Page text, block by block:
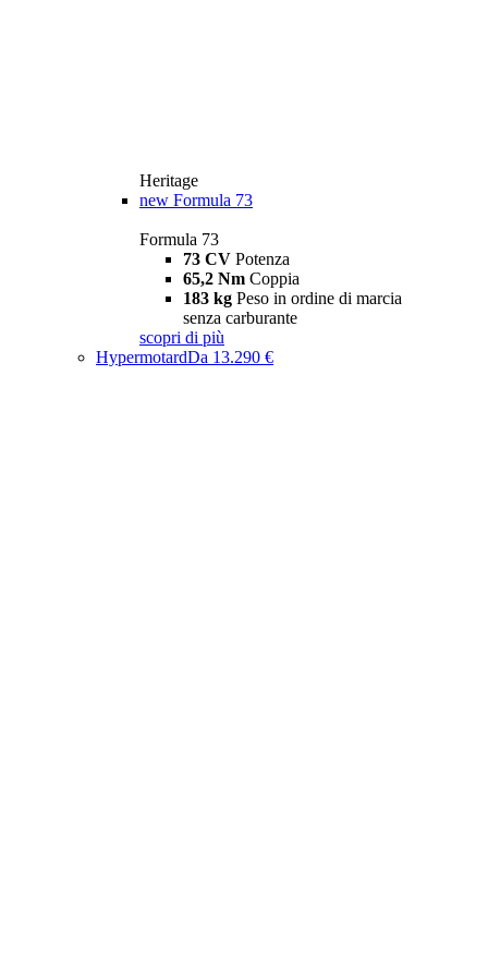
Heritage
new Formula 73
Formula 73
73 CV Potenza
65,2 Nm Coppia
183 kg Peso in ordine di marcia
senza carburante
scopri di più
HypermotardDa 13.290 €